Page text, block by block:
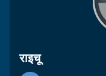
राइचू